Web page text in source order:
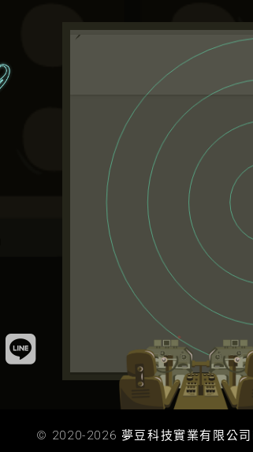
L
i
e
© 2020-2026 夢豆科技實業有限公司